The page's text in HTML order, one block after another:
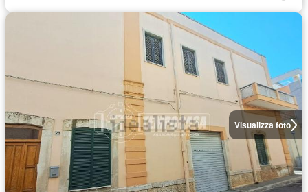
Visualizza foto